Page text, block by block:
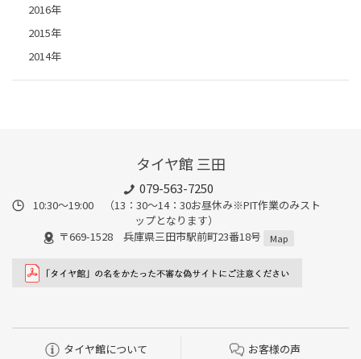
2016年
2015年
2014年
タイヤ館 三田
079-563-7250
10:30～19:00 （13：30～14：30お昼休み※PIT作業のみスト
ップとなります）
〒669-1528 兵庫県三田市駅前町23番18号
Map
タイヤ館について お客様の声